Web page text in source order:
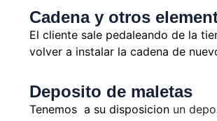
Cadena y otros
El cliente sale pedaleando de la
volver a instalar la cadena de
Deposito de maletas
Tenemos a su disposicion un